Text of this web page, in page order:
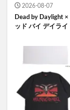
2026-08-07
Dead by Daylight ×
ッド バイ デイラ